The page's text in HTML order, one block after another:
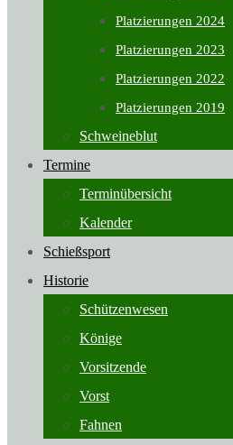
Platzierungen 2024
Platzierungen 2023
Platzierungen 2022
Platzierungen 2019
Schweineblut
Termine
Terminübersicht
Kalender
Schießsport
Historie
Schützenwesen
Könige
Vorsitzende
Vorst
Fahnen